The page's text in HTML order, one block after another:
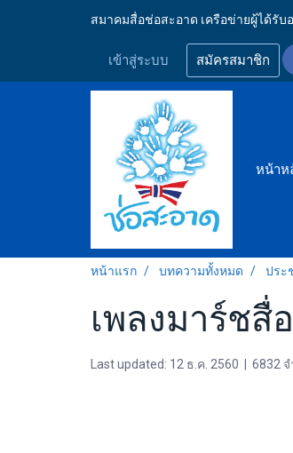
สมาคมสื่อช่อสะอาด เครือข่ายผู้ได้รับ
เข้าสู่ระบบ สมัครสมาชิก
หน้าห
หน้าแรก บทความทั้งหมด ประ
เพลงมาร์ชสื่
Last updated: 12 ธ.ค. 2560 6832